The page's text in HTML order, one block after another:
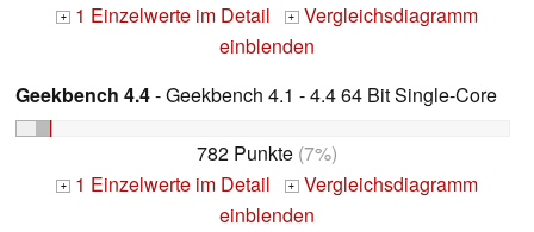
+ 1 Einzelwerte im Detail + Vergleichsdiagramm
einblenden
Geekbench 4.4- Geekbench 4.1 - 4.4 64 Bit Single-Core
782 Punkte (7%)
+ 1 Einzelwerte im Detail + Vergleichsdiagramm
einblenden